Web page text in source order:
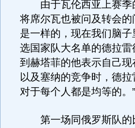
由于瓦伦西亚上赛季
将席尔瓦也被问及转会
是一样的，现在我们脑
选国家队大名单的德拉
到赫塔菲的他表示自己
以及塞纳的竞争时，德
对于每个人都是均等的。”
第一场同俄罗斯队的